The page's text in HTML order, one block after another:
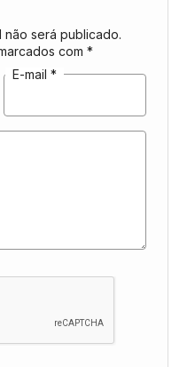
será publicado.
com *
E-mail *